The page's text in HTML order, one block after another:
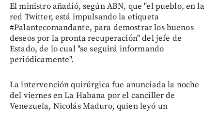
El ministro añadió, según ABN, que "el pueblo, en la
red Twitter, está impulsando la etiqueta
#Palantecomandante, para demostrar los buenos
deseos por la pronta recuperación" del jefe de
Estado, de lo cual "se seguirá informando
periódicamente".
La intervención quirúrgica fue anunciada la noche
del viernes en La Habana por el canciller de
Venezuela, Nicolás Maduro, quien leyó un